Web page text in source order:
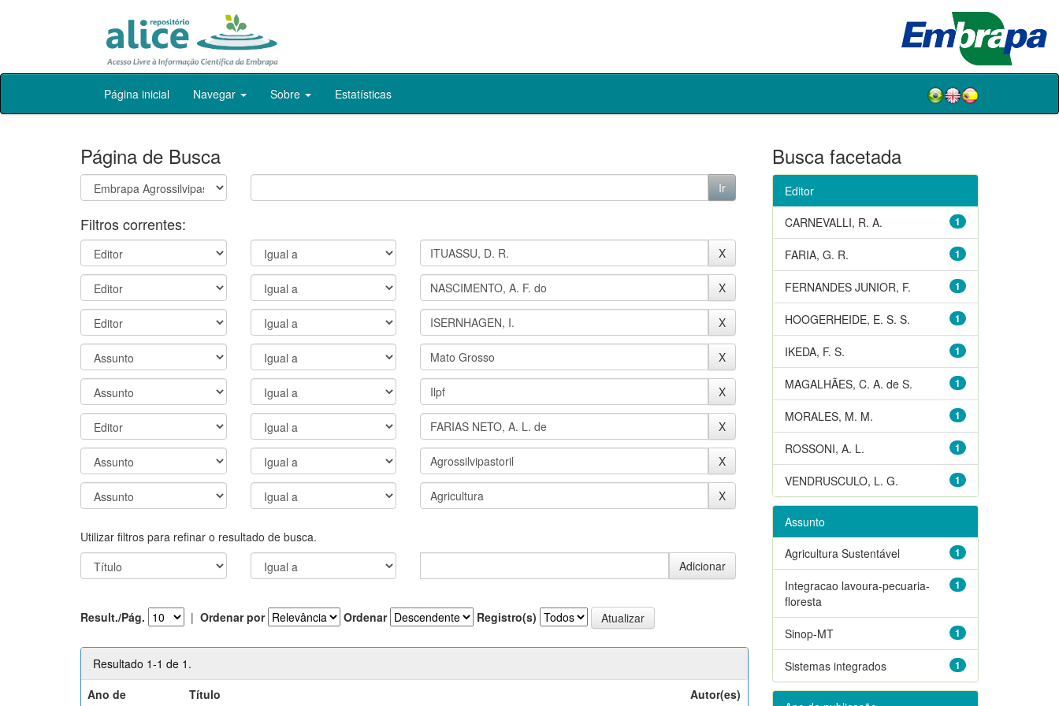
Skip
Página inicial Navegar Sobre Estatísticas
Página de Busca
Filtros correntes:
Utilizar filtros para refinar o resultado de busca.
Result./Pág. | Ordenar por Ordenar Registro(s)
Resultado 1-1 de 1.
Ano de
Título Autor(es)
Busca facetada
Editor
1
CARNEVALLI, R. A.
1
FARIA, G. R.
1
FERNANDES JUNIOR, F.
1
HOOGERHEIDE, E. S. S.
1
IKEDA, F. S.
1
MAGALHÃES, C. A. de S.
1
MORALES, M. M.
1
ROSSONI, A. L.
1
VENDRUSCULO, L. G.
Assunto
1
Agricultura Sustentável
1
Integracao lavoura-pecuaria-
floresta
1
Sinop-MT
1
Sistemas integrados